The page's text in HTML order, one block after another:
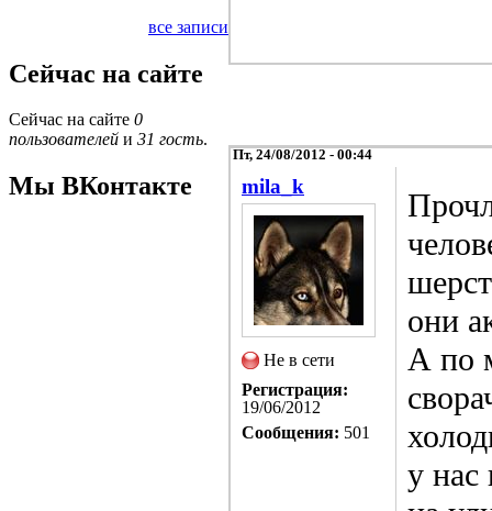
все записи
Сейчас на сайте
Сейчас на сайте 0
пользователей и 31 гость.
Мы ВКонтакте
Пт, 24/08/2012 - 00:44
mila_k
Не в сети
Регистрация:
19/06/2012
Сообщения: 501
они
А по
у